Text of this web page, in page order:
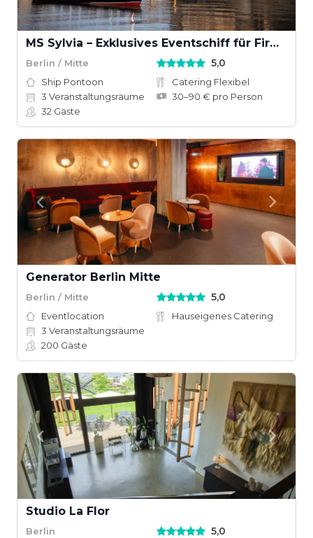
MS Sylvia – Exklusives Eventschiff für Firmenfeiern & private Events in Berlin
Berlin / Mitte 5,0
Ship Pontoon
Catering Flexibel
3 Veranstaltungsräume
30–90 € pro Person
32 Gäste
Generator Berlin Mitte
Berlin / Mitte 5,0
Eventlocation
Hauseigenes Catering
3 Veranstaltungsräume
200 Gäste
Studio La Flor
Berlin 5,0